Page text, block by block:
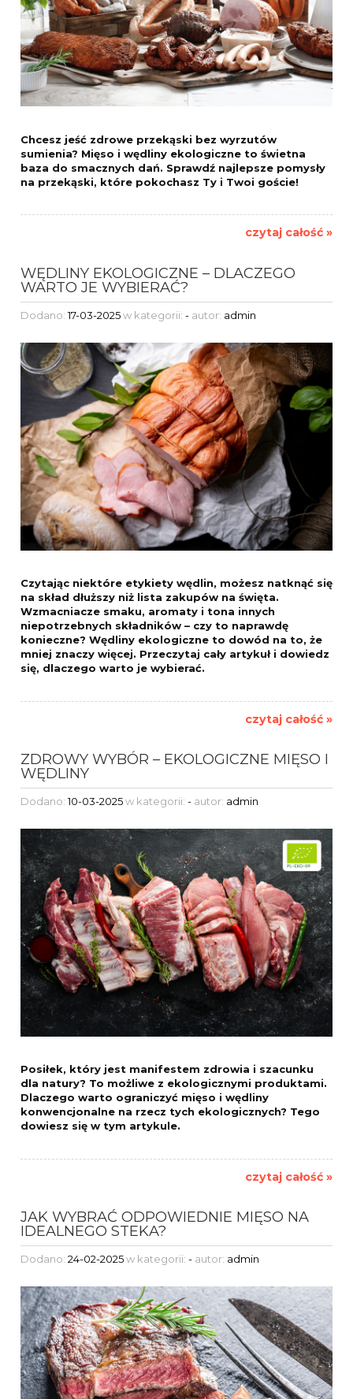
Chcesz jeść zdrowe przekąski bez wyrzutów
sumienia? Mięso i wędliny ekologiczne to świetna
baza do smacznych dań. Sprawdź najlepsze pomysły
na przekąski, które pokochasz Ty i Twoi goście!
czytaj całość »
WĘDLINY EKOLOGICZNE – DLACZEGO
WARTO JE WYBIERAĆ?
Dodano:17-03-2025w kategorii: - autor: admin
Czytając niektóre etykiety wędlin, możesz natknąć się
na skład dłuższy niż lista zakupów na święta.
Wzmacniacze smaku, aromaty i tona innych
niepotrzebnych składników – czy to naprawdę
konieczne? Wędliny ekologiczne to dowód na to, że
mniej znaczy więcej. Przeczytaj cały artykuł i dowiedz
się, dlaczego warto je wybierać.
czytaj całość »
ZDROWY WYBÓR – EKOLOGICZNE MIĘSO I
WĘDLINY
Dodano:10-03-2025w kategorii: - autor: admin
Posiłek, który jest manifestem zdrowia i szacunku
dla natury? To możliwe z ekologicznymi produktami.
Dlaczego warto ograniczyć mięso i wędliny
konwencjonalne na rzecz tych ekologicznych? Tego
dowiesz się w tym artykule.
czytaj całość »
JAK WYBRAĆ ODPOWIEDNIE MIĘSO NA
IDEALNEGO STEKA?
Dodano: 24-02-2025w kategorii: - autor: admin